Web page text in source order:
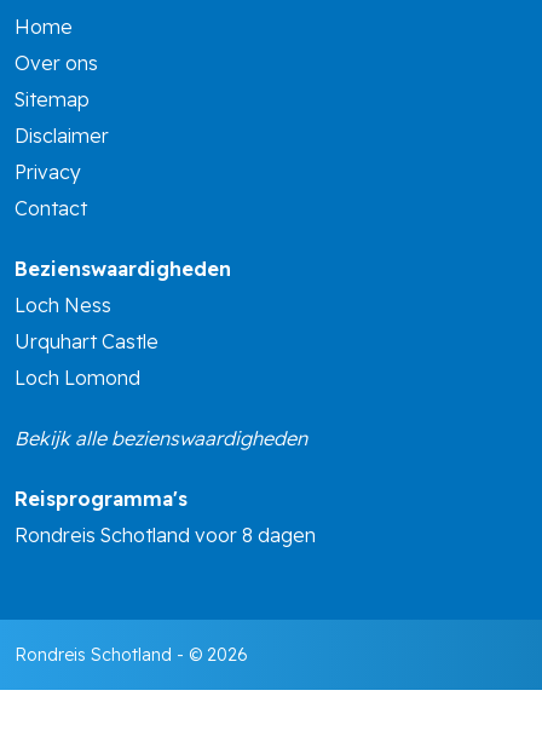
Home
Over ons
Sitemap
Disclaimer
Privacy
Contact
Bezienswaardigheden
Loch Ness
Urquhart Castle
Loch Lomond
Bekijk alle bezienswaardigheden
Reisprogramma's
Rondreis Schotland voor 8 dagen
Rondreis Schotland - © 2026